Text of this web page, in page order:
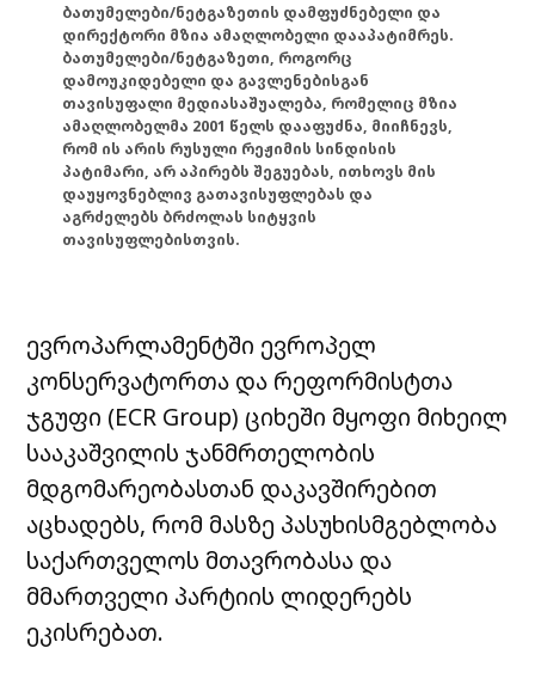
ბათუმელები/ნეტგაზეთის დამფუძნებელი და
დირექტორი მზია ამაღლობელი დააპატიმრეს.
ბათუმელები/ნეტგაზეთი, როგორც
დამოუკიდებელი და გავლენებისგან
თავისუფალი მედიასაშუალება, რომელიც მზია
ამაღლობელმა 2001 წელს დააფუძნა, მიიჩნევს,
რომ ის არის რუსული რეჟიმის სინდისის
პატიმარი, არ აპირებს შეგუებას, ითხოვს მის
დაუყოვნებლივ გათავისუფლებას და
აგრძელებს ბრძოლას სიტყვის
თავისუფლებისთვის.
ევროპარლამენტში ევროპელ
კონსერვატორთა და რეფორმისტთა
ჯგუფი (ECR Group) ციხეში მყოფი მიხეილ
სააკაშვილის ჯანმრთელობის
მდგომარეობასთან დაკავშირებით
აცხადებს, რომ მასზე პასუხისმგებლობა
საქართველოს მთავრობასა და
მმართველი პარტიის ლიდერებს
ეკისრებათ.